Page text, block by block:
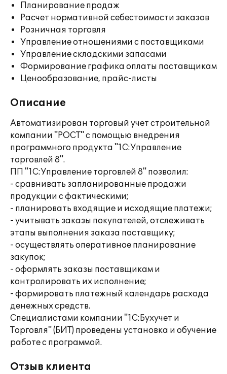
Планирование продаж
Расчет нормативной себестоимости заказов
Розничная торговля
Управление отношениями с поставщиками
Управление складскими запасами
Формирование графика оплаты поставщикам
Ценообразование, прайс-листы
Описание
Автоматизирован торговый учет строительной
компании "РОСТ" с помощью внедрения
программного продукта "1С:Управление
торговлей 8".
ПП "1С:Управление торговлей 8" позволил:
- сравнивать запланированные продажи
продукции с фактическими;
- планировать входящие и исходящие платежи;
- учитывать заказы покупателей, отслеживать
этапы выполнения заказа поставщику;
- осуществлять оперативное планирование
закупок;
- оформлять заказы поставщикам и
контролировать их исполнение;
- формировать платежный календарь расхода
денежных средств.
Специалистами компании "1С:Бухучет и
Торговля" (БИТ) проведены установка и обучение
работе с программой.
Отзыв клиента